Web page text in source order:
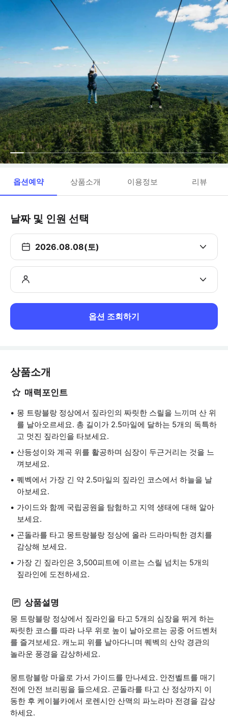
옵션예약 상품소개 이용정보 리뷰
날짜 및 인원 선택
2026.08.08(토)
옵션 조회하기
상품소개
매력포인트
몽 트랑블랑 정상에서 짚라인의 짜릿한 스릴을 느끼며 산 위
를 날아오르세요. 총 길이가 2.5마일에 달하는 5개의 독특하
고 멋진 짚라인을 타보세요.
산등성이와 계곡 위를 활공하며 심장이 두근거리는 것을 느
껴보세요.
퀘벡에서 가장 긴 약 2.5마일의 짚라인 코스에서 하늘을 날
아보세요.
가이드와 함께 국립공원을 탐험하고 지역 생태에 대해 알아
보세요.
곤돌라를 타고 몽트랑블랑 정상에 올라 드라마틱한 경치를
감상해 보세요.
가장 긴 짚라인은 3,500피트에 이르는 스릴 넘치는 5개의
짚라인에 도전하세요.
상품설명
몽 트랑블랑 정상에서 짚라인을 타고 5개의 심장을 뛰게 하는
짜릿한 코스를 따라 나무 위로 높이 날아오르는 공중 어드벤처
를 즐겨보세요. 캐노피 위를 날아다니며 퀘벡의 산악 경관의
놀라운 풍경을 감상하세요.
몽트랑블랑 마을로 가서 가이드를 만나세요. 안전벨트를 매기
전에 안전 브리핑을 들으세요. 곤돌라를 타고 산 정상까지 이
동한 후 케이블카에서 로렌시안 산맥의 파노라마 전경을 감상
하세요.